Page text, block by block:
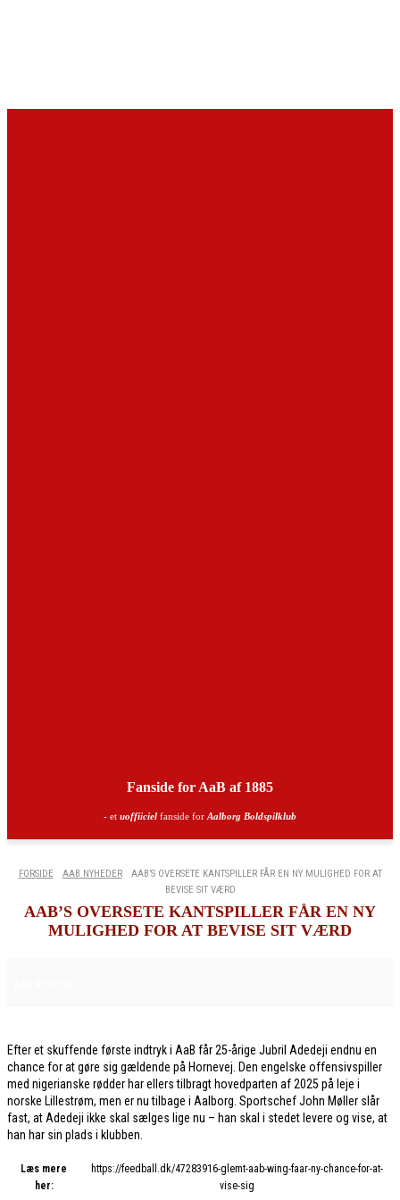
Fanside for AaB af 1885
- et uoffiiciel fanside for Aalborg Boldspilklub
FORSIDE AAB NYHEDER
AAB’S OVERSETE KANTSPILLER FÅR EN NY MULIGHED FOR AT
BEVISE SIT VÆRD
AAB’S OVERSETE KANTSPILLER FÅR EN NY
MULIGHED FOR AT BEVISE SIT VÆRD
Efter et skuffende første indtryk i AaB får 25-årige Jubril Adedeji endnu en
chance for at gøre sig gældende på Hornevej. Den engelske offensivspiller
med nigerianske rødder har ellers tilbragt hovedparten af 2025 på leje i
norske Lillestrøm, men er nu tilbage i Aalborg. Sportschef John Møller slår
fast, at Adedeji ikke skal sælges lige nu – han skal i stedet levere og vise, at
han har sin plads i klubben.
Læs mere
her:
https://feedball.dk/47283916-glemt-aab-wing-faar-ny-chance-for-at-
vise-sig